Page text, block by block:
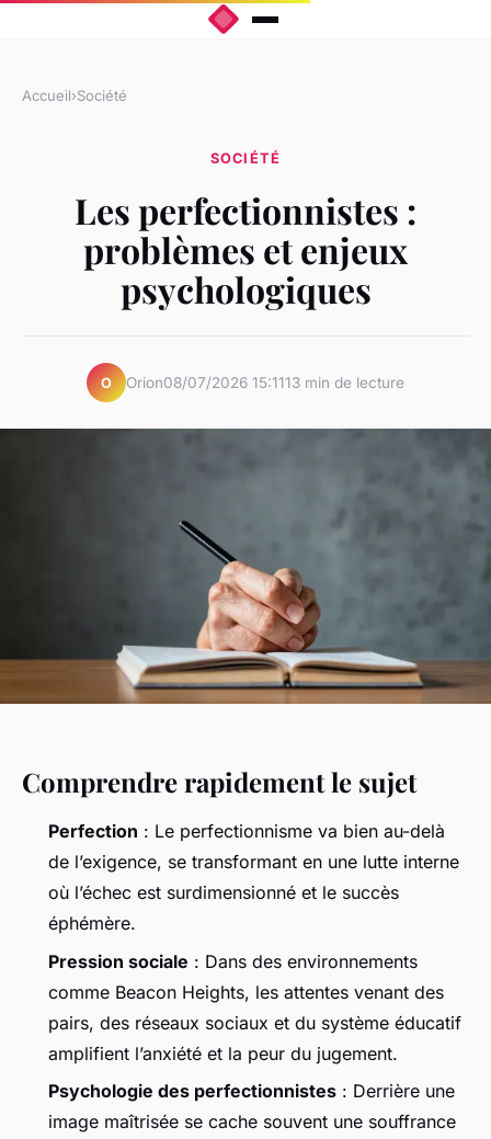
Accueil›Société
SOCIÉTÉ
Les perfectionnistes :
problèmes et enjeux
psychologiques
O Orion08/07/2026 15:1113 min de lecture
Comprendre rapidement le sujet
Perfection : Le perfectionnisme va bien au-delà
de l’exigence, se transformant en une lutte interne
où l’échec est surdimensionné et le succès
éphémère.
Pression sociale : Dans des environnements
comme Beacon Heights, les attentes venant des
pairs, des réseaux sociaux et du système éducatif
amplifient l’anxiété et la peur du jugement.
Psychologie des perfectionnistes : Derrière une
image maîtrisée se cache souvent une souffrance